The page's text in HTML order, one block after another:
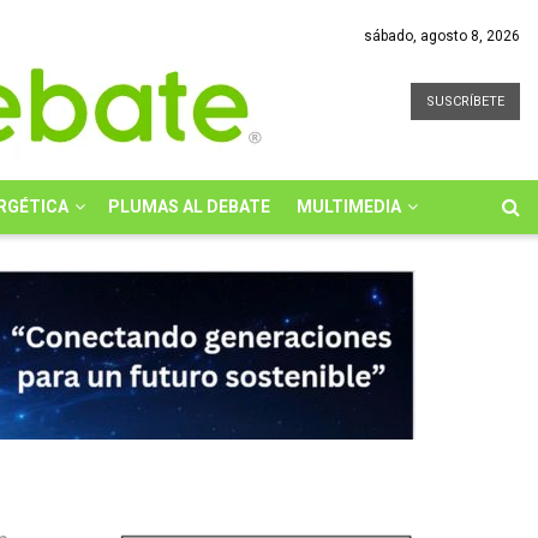
sábado, agosto 8, 2026
SUSCRÍBETE
PLUMAS AL DEBATE MULTIMEDIA